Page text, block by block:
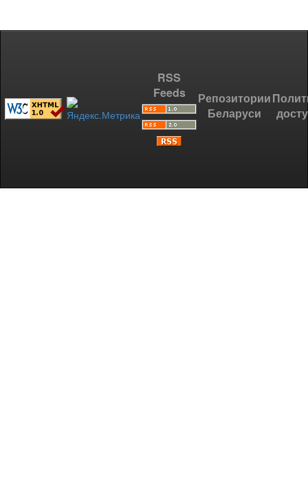
RSS
Feeds
Репозитории
Беларуси